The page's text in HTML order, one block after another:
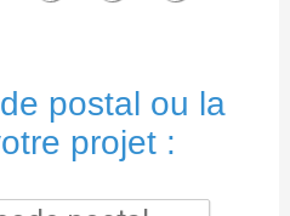
postal ou la
projet :